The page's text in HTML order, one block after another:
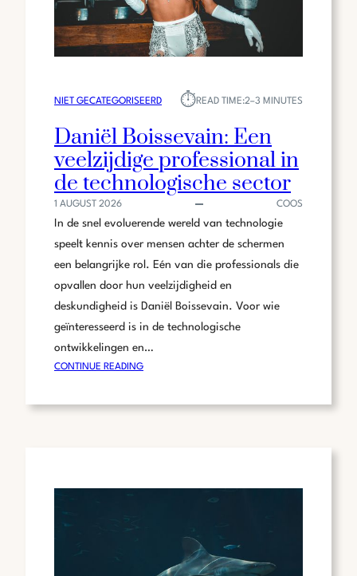
NIET GECATEGORISEERD ⏱︎READ TIME:2–3 MINUTES
Daniël Boissevain: Een
veelzijdige professional in
de technologische sector
1 AUGUST 2026 COOS
In de snel evoluerende wereld van technologie
speelt kennis over mensen achter de schermen
een belangrijke rol. Eén van die professionals die
opvallen door hun veelzijdigheid en
deskundigheid is Daniël Boissevain. Voor wie
geïnteresseerd is in de technologische
ontwikkelingen en…
CONTINUE READING:
DE